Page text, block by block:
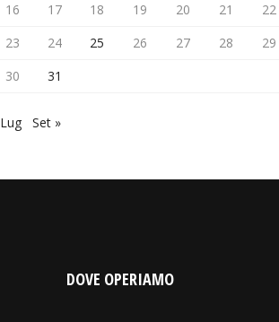
16
17 18 19 20 21
22
23
24 25 26 27 28
29
30
31
Set »
DOVE OPERIAMO